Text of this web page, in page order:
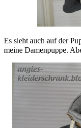
Es sieht auch auf der
meine Damenpuppe.